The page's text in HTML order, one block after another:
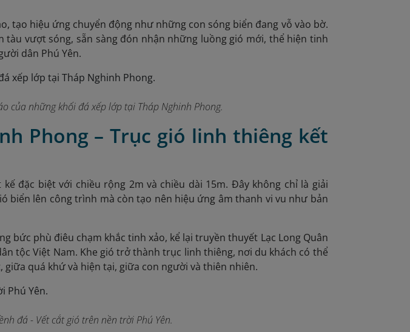
tạo hiệu ứng chuyển động như những con sóng biển đang vỗ vào bờ.
vượt sóng, sẵn sàng đón nhận những luồng gió mới, thể hiện tinh
dân Phú Yên.
của những khối đá xếp lớp tại Tháp Nghinh Phong.
Phong – Trục gió linh thiêng kết
đặc biệt với chiều rộng 2m và chiều dài 15m. Đây không chỉ là giải
biển lên công trình mà còn tạo nên hiệu ứng âm thanh vi vu như bản
bức phù điêu chạm khắc tinh xảo, kể lại truyền thuyết Lạc Long Quân
tộc Việt Nam. Khe gió trở thành trục linh thiêng, nơi du khách có thể
quá khứ và hiện tại, giữa con người và thiên nhiên.
đá - Vết cắt gió trên nền trời Phú Yên.